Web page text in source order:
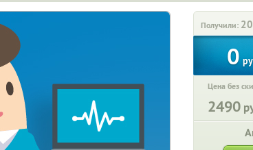
Получили: 20
0
Цена без
2490